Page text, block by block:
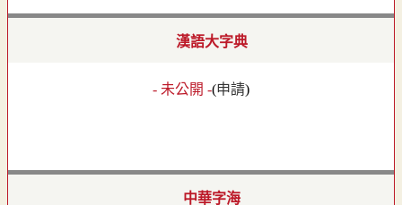
漢語大字典
- 未公開 -(申請)
中華字海